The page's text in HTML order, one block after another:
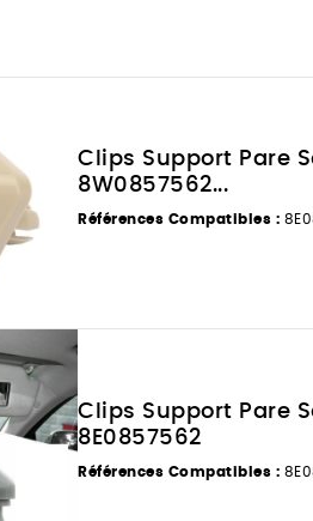
Clips Support Pare
8W0857562...
Références Compatibles :
Clips Support Pare
8E0857562
Références Compatibles :